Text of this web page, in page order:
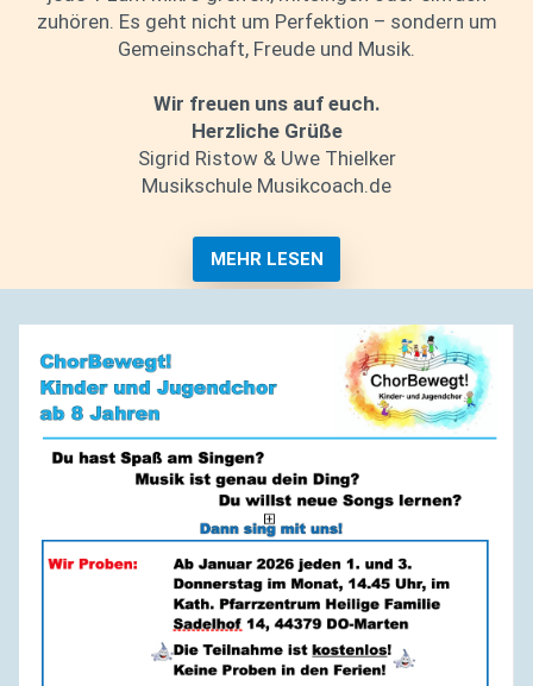
zuhören. Es geht nicht um Perfektion – sondern um
Gemeinschaft, Freude und Musik.
Wir freuen uns auf euch.
Herzliche Grüße
Sigrid Ristow & Uwe Thielker
Musikschule Musikcoach.de
MEHR LESEN